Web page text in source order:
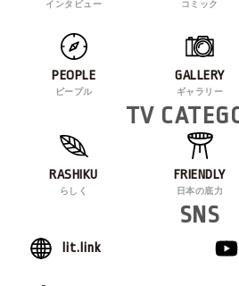
インタビュー コミック
PEOPLE
ピープル
GALLERY
ギャラリー
TV
RASHIKU
らしく
FRIENDLY
日本の底力
SNS
lit.link